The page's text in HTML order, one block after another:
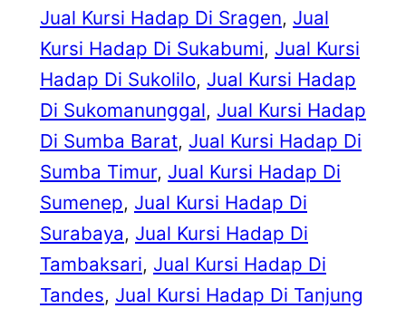
Jual Kursi Hadap Di Sragen, Jual
Kursi Hadap Di Sukabumi, Jual Kursi
Hadap Di Sukolilo, Jual Kursi Hadap
Di Sukomanunggal, Jual Kursi Hadap
Di Sumba Barat, Jual Kursi Hadap Di
Sumba Timur, Jual Kursi Hadap Di
Sumenep, Jual Kursi Hadap Di
Surabaya, Jual Kursi Hadap Di
Tambaksari, Jual Kursi Hadap Di
Tandes, Jual Kursi Hadap Di Tanjung